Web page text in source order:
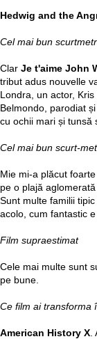
Hedwig and the
Cel mai bun
Clar Je t'aime John
tribut adus nouvelle
Londra, un actor,
Belmondo, parodiat
cu ochii mari și tunsă
Cel mai bun scurt-
Mie mi-a plăcut
pe o plajă
Sunt multe familii
acolo, cum fantastic
Film supraestimat
Cele mai multe sunt
pe bune.
Ce film ai transforma
American History X.